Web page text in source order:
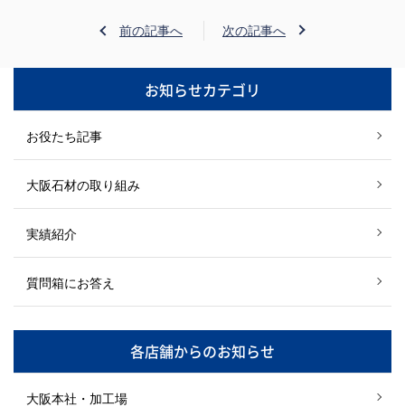
前の記事へ 次の記事へ
お知らせカテゴリ
お役たち記事
大阪石材の取り組み
実績紹介
質問箱にお答え
各店舗からのお知らせ
大阪本社・加工場